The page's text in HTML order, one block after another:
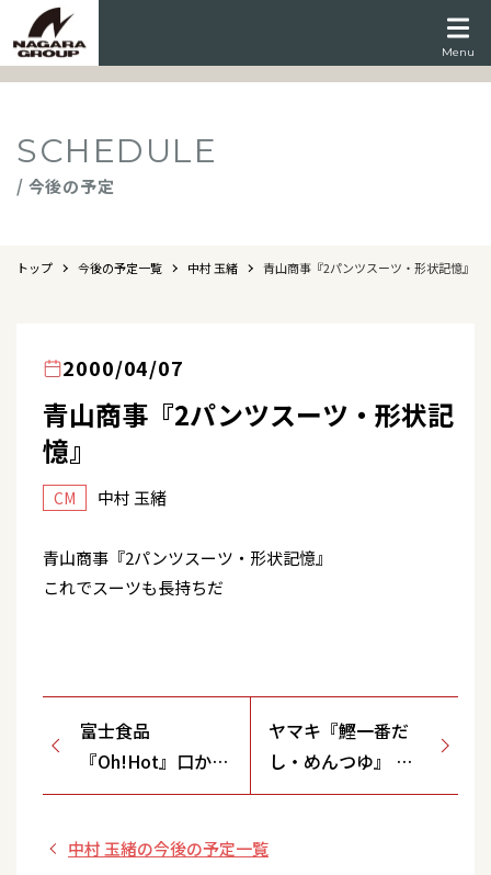
Menu
SCHEDULE
/ 今後の予定
トップ 今後の予定一覧 中村 玉緒 青山商事『2パンツスーツ・形状記憶』
2000/04/07
青山商事『2パンツスーツ・形状記
憶』
CM 中村 玉緒
青山商事『2パンツスーツ・形状記憶』
これでスーツも長持ちだ
富士食品
『Oh!Hot』口から
炎・日本初！
ヤマキ『鰹一番だ
し・めんつゆ』 噂
のめんつゆ・カツオ
中村 玉緒の今後の予定一覧